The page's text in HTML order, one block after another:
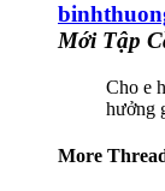
Mới Tập
Cho e
hưởng
More